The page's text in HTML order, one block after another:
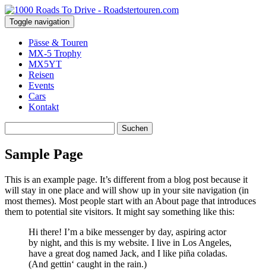
Toggle navigation
Pässe & Touren
MX-5 Trophy
MX5YT
Reisen
Events
Cars
Kontakt
nach:
Sample Page
This is an example page. It’s different from a blog post because it
will stay in one place and will show up in your site navigation (in
most themes). Most people start with an About page that introduces
them to potential site visitors. It might say something like this:
Hi there! I’m a bike messenger by day, aspiring actor
by night, and this is my website. I live in Los Angeles,
have a great dog named Jack, and I like piña coladas.
(And gettin‘ caught in the rain.)